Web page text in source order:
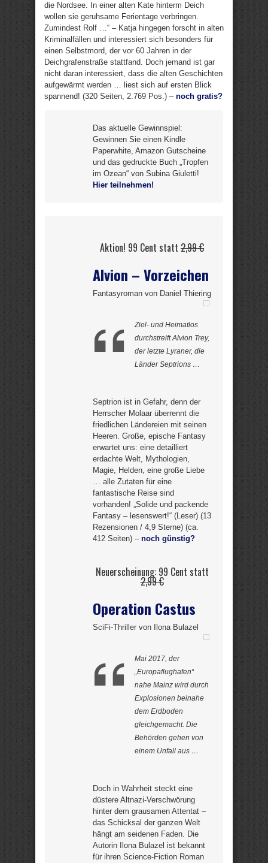
die Nordsee. In einer alten Kate hinterm Deich
wollen sie geruhsame Ferientage verbringen.
Zumindest Rolf …“ – Katja hingegen forscht in alten
Kriminalfällen und interessiert sich besonders für
einen Selbstmord, der vor 60 Jahren in der
Deichgrafenstraße stattfand. Doch jemand ist gar
nicht daran interessiert, dass die alten Geschichten
aufgewärmt werden … liest sich auf ersten Blick
spannend! (320 Seiten, 2.769 Pos.) – noch gratis?
Das aktuelle Gewinnspiel:
Gewinnen Sie einen Kindle
Paperwhite, Amazon Gutscheine
und das gedruckte Buch „Tropfen
im Ozean“ von Subina Giuletti!
Hier teilnehmen!
Aktion! 99 Cent statt 2,99 €
Alvion – Vorzeichen
Fantasyroman von Daniel Thiering
Ziel- und Heimatlos
durchstreift Alvion Trey,
der letzte Lyraner, die
Länder Septrions …
Septrion ist in Gefahr, denn der
Herrscher Molaar überrennt die
friedlichen Ländereien mit seinen
Heeren. Große, epische Fantasy
erwartet uns: eine detailliert
erdachte Welt, Mythologien,
Magie, Helden, eine große Liebe
… alle Zutaten für eine
fantastische Reise sind
vorhanden! „Solide und packende
Fantasy – lesenswert!“ (Leser) (13
Rezensionen / 4,9 Sterne) (ca.
412 Seiten) – noch günstig?
Neuerscheinung: 99 Cent statt
2,99 €
Operation Castus
SciFi-Thriller von Ilona Bulazel
Mai 2017, der
„Europaflughafen“
nahe Mainz wird durch
Explosionen beinahe
dem Erdboden
gleichgemacht. Die
Behörden gehen von
einem Unfall aus …
Doch in Wahrheit steckt eine
düstere Altnazi-Verschwörung
hinter dem grausamen Attentat –
das Schicksal der ganzen Welt
hängt am seidenen Faden. Die
Autorin Ilona Bulazel ist bekannt
für ihren Science-Fiction Roman